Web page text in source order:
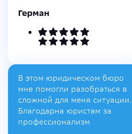
Герман
В этом юридическом бюро
мне помогли разобраться в
сложной для меня ситуации.
Благодарна юристам за
профессионализм